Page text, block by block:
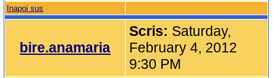
Inapoi sus
bire.anamaria
Scris: Saturday,
February 4, 2012
9:30 PM